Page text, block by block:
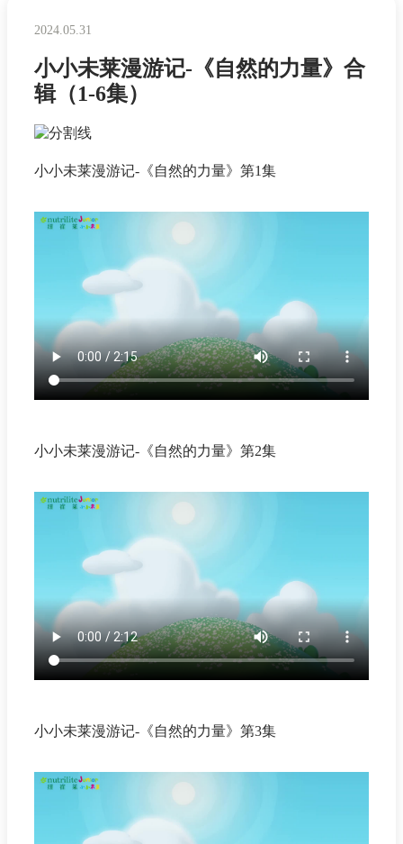
2024.05.31
​小小未莱漫游记-《自然的力量》合
辑（1-6集）
小小未莱漫游记-《自然的力量》第1集
小小未莱漫游记-《自然的力量》第2集
小小未莱漫游记-《自然的力量》第3集